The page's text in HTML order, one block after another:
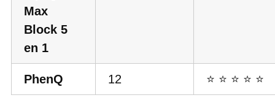
Max
Block 5
en 1
PhenQ 12 ⭐ ⭐ ⭐ ⭐ ⭐